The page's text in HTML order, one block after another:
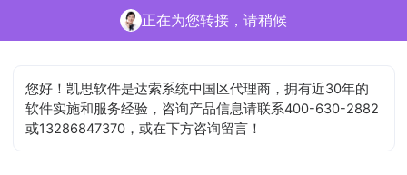
c**m正在为您服务
您好！凯思软件是达索系统中国区代理商，拥有近30年的
软件实施和服务经验，咨询产品信息请联系400-630-2882
或13286847370，或在下方咨询留言！